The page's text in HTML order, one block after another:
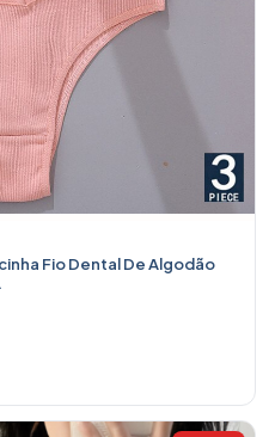
Fio Dental De Algodão